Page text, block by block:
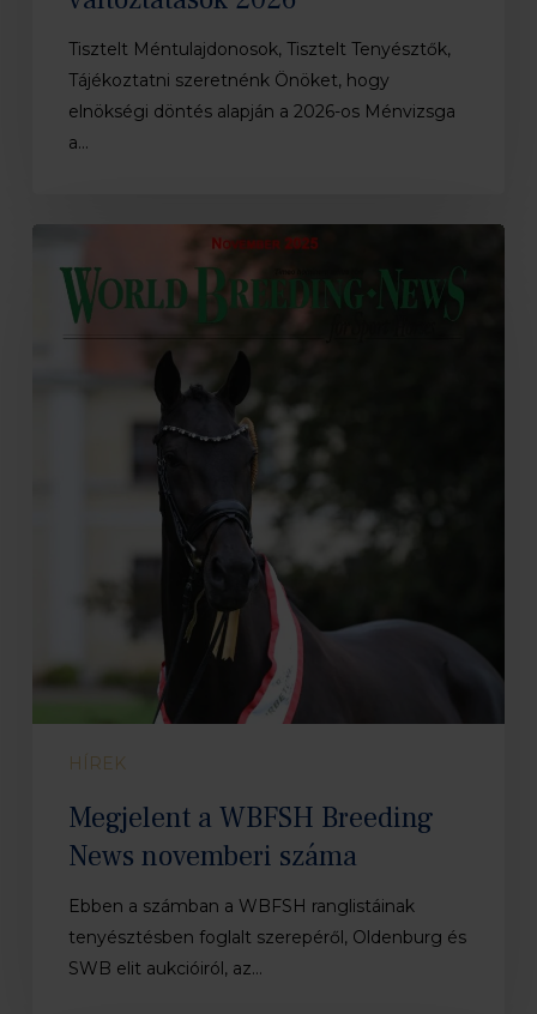
Tisztelt Méntulajdonosok, Tisztelt Tenyésztők,
Tájékoztatni szeretnénk Önöket, hogy
elnökségi döntés alapján a 2026-os Ménvizsga
a…
WBFSH
HÍREK
Megjelent a WBFSH Breeding
News novemberi száma
Ebben a számban a WBFSH ranglistáinak
tenyésztésben foglalt szerepéről, Oldenburg és
SWB elit aukcióiról, az…